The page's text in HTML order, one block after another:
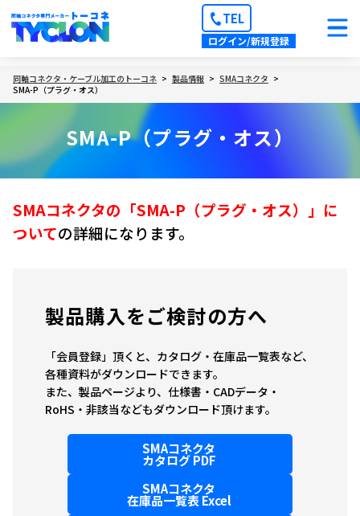
TEL
ログイン/新規登録
同軸コネクタ・ケーブル加工のトーコネ 製品情報
SMAコネクタ
SMA-P（プラグ・オス）
SMA-P（プラグ・オス）
SMAコネクタの「SMA-P（プラグ・オス）」に
ついての詳細になります。
製品購入をご検討の方へ
「会員登録」頂くと、カタログ・在庫品一覧表など、
各種資料がダウンロードできます。
また、製品ページより、仕様書・CADデータ・
RoHS・非該当などもダウンロード頂けます。
SMAコネクタ
カタログ PDF
SMAコネクタ
在庫品一覧表 Excel